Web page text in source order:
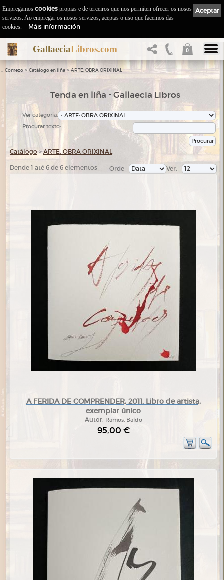
GallaeciaLibros.com 0
:: Comezo > Catálogo en liña > ARTE: OBRA ORIXINAL
Tenda en liña - Gallaecia Libros
Ver categoría:
Procurar texto:
Catálogo >ARTE: OBRA ORIXINAL
Dende 1 até 6 de 6 elementos Ver:
Orde
A FERIDA DE COMPRENDER, 2011. Libro de artista,
exemplar único
Autor: Ramos, Baldo
95,00 €
Aceptar
Empregamos cookies propias e de terceiros que nos permiten ofrecer os nosos
servizos. Ao empregar os nosos servizos, aceptas o uso que facemos das
cookies.
Máis información